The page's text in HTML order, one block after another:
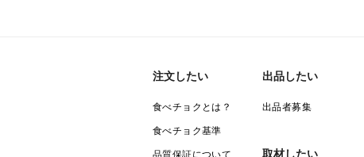
注文したい
食べチョクとは？
食べチョク基準
品質保証について
出品したい
出品者募集
取材したい